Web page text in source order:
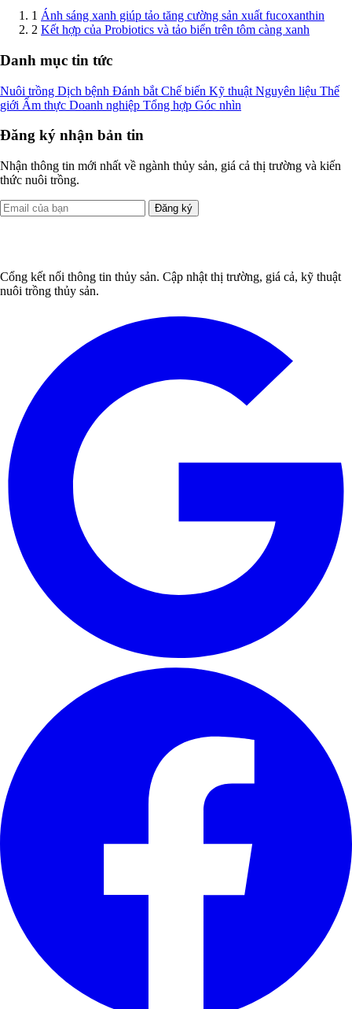
1 Ánh sáng xanh giúp tảo tăng cường sản xuất fucoxanthin
2 Kết hợp của Probiotics và tảo biển trên tôm càng xanh
Danh mục tin tức
Nuôi trồng Dịch bệnh Đánh bắt Chế biến Kỹ thuật Nguyên liệu Thế
giới Ẩm thực Doanh nghiệp Tổng hợp Góc nhìn
Đăng ký nhận bản tin
Nhận thông tin mới nhất về ngành thủy sản, giá cả thị trường và kiến
thức nuôi trồng.
Đăng ký
Cổng kết nối thông tin thủy sản. Cập nhật thị trường, giá cả, kỹ thuật
nuôi trồng thủy sản.